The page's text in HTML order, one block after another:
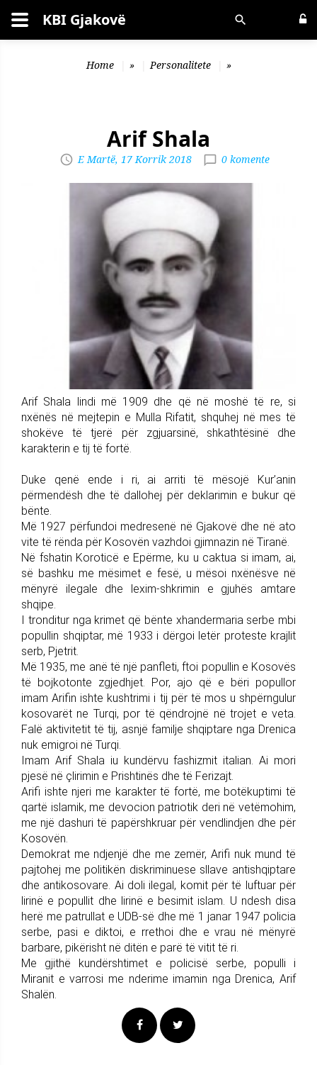
Kërko KBI Gjakovë
Home » Personalitete »
Arif Shala
E Martë, 17 Korrik 2018 0 komente
Arif Shala lindi më 1909 dhe që në moshë të re, si
nxënës në mejtepin e Mulla Rifatit, shquhej në mes të
shokëve të tjerë për zgjuarsinë, shkathtësinë dhe
karakterin e tij të fortë.
Duke qenë ende i ri, ai arriti të mësojë Kur’anin
përmendësh dhe të dallohej për deklarimin e bukur që
bënte.
Më 1927 përfundoi medresenë në Gjakovë dhe në ato
vite të rënda për Kosovën vazhdoi gjimnazin në Tiranë.
Në fshatin Koroticë e Epërme, ku u caktua si imam, ai,
së bashku me mësimet e fesë, u mësoi nxënësve në
mënyrë ilegale dhe lexim-shkrimin e gjuhës amtare
shqipe.
I tronditur nga krimet që bënte xhandermaria serbe mbi
popullin shqiptar, më 1933 i dërgoi letër proteste krajlit
serb, Pjetrit.
Më 1935, me anë të një panfleti, ftoi popullin e Kosovës
të bojkotonte zgjedhjet. Por, ajo që e bëri popullor
imam Arifin ishte kushtrimi i tij për të mos u shpërngulur
kosovarët ne Turqi, por të qëndrojnë në trojet e veta.
Falë aktivitetit të tij, asnjë familje shqiptare nga Drenica
nuk emigroi në Turqi.
Imam Arif Shala iu kundërvu fashizmit italian. Ai mori
pjesë në çlirimin e Prishtinës dhe të Ferizajt.
Arifi ishte njeri me karakter të fortë, me botëkuptimi të
qartë islamik, me devocion patriotik deri në vetëmohim,
me një dashuri të papërshkruar për vendlindjen dhe për
Kosovën.
Demokrat me ndjenjë dhe me zemër, Arifi nuk mund të
pajtohej me politikën diskriminuese sllave antishqiptare
dhe antikosovare. Ai doli ilegal, komit për të luftuar për
lirinë e popullit dhe lirinë e besimit islam. U ndesh disa
herë me patrullat e UDB-së dhe më 1 janar 1947 policia
serbe, pasi e diktoi, e rrethoi dhe e vrau në mënyrë
barbare, pikërisht në ditën e parë të vitit të ri.
Me gjithë kundërshtimet e policisë serbe, populli i
Miranit e varrosi me nderime imamin nga Drenica, Arif
Shalën.